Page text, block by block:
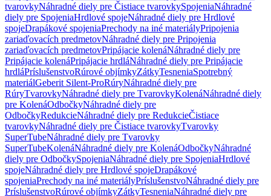
tvarovkyNáhradné diely pre Čistiace tvarovkySpojeniaNáhradné
diely pre SpojeniaHrdlové spojeNáhradné diely pre Hrdlové
spojeDrapákové spojeniaPrechody na iné materiályPripojenia
zariaďovacích predmetovNáhradné diely pre Pripojenia
zariaďovacích predmetovPripájacie kolenáNáhradné diely pre
Pripájacie kolenáPripájacie hrdláNáhradné diely pre Pripájacie
hrdláPríslušenstvoRúrové objímkyZátkyTesneniaSpotrebný
materiálGeberit Silent-ProRúryNáhradné diely pre
RúryTvarovkyNáhradné diely pre TvarovkyKolenáNáhradné diely
pre KolenáOdbočkyNáhradné diely pre
OdbočkyRedukcieNáhradné diely pre RedukcieČistiace
tvarovkyNáhradné diely pre Čistiace tvarovkyTvarovky
SuperTubeNáhradné diely pre Tvarovky
SuperTubeKolenáNáhradné diely pre KolenáOdbočkyNáhradné
diely pre OdbočkySpojeniaNáhradné diely pre SpojeniaHrdlové
spojeNáhradné diely pre Hrdlové spojeDrapákové
spojeniaPrechody na iné materiályPríslušenstvoNáhradné diely pre
PríslušenstvoRúrové objímkyZátkyTesneniaNáhradné diely pre